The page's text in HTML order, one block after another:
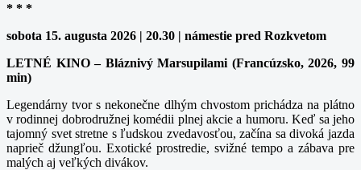
* * *
sobota 15. augusta 2026 | 20.30 | námestie pred Rozkvetom
LETNÉ KINO – Bláznivý Marsupilami (Francúzsko, 2026, 99
min)
Legendárny tvor s nekonečne dlhým chvostom prichádza na plátno
v rodinnej dobrodružnej komédii plnej akcie a humoru. Keď sa jeho
tajomný svet stretne s ľudskou zvedavosťou, začína sa divoká jazda
naprieč džungľou. Exotické prostredie, svižné tempo a zábava pre
malých aj veľkých divákov.